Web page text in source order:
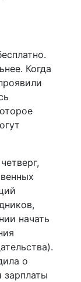
Когда
начать
о
зарплаты